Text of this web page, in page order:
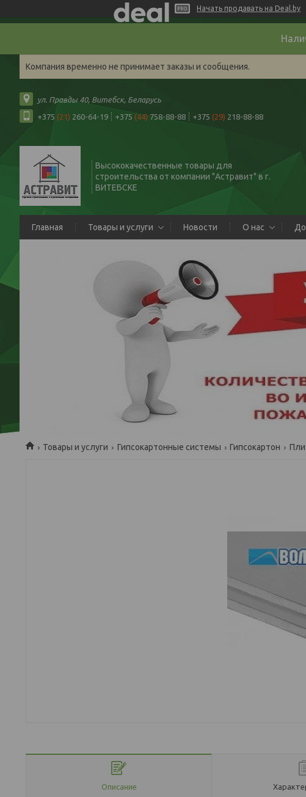
Начать продавать на Deal.by
Компания временно не принимает заказы и сообщения.
ул. Правды 40, Витебск, Беларусь
+375 (21) 260-64-19 +375 (44) 758-88-88 +375 (29) 218-88-88
Высококачественные товары для
строительства от компании "Астравит" в г.
ВИТЕБСКЕ
Главная Товары и услуги Новости О нас
Товары и услуги Гипсокартонные системы Гипсокартон
Описание